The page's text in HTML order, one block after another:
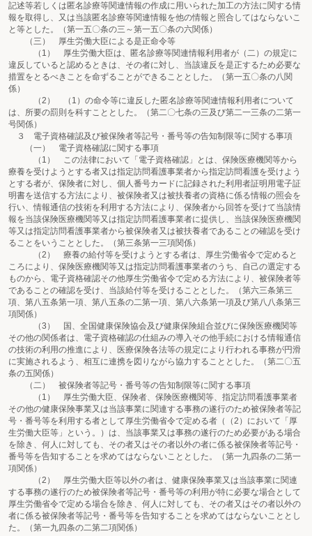
記述等若しくは匿名診療等関連情報の作成に用いられた加工の方法に関する情
報を取得し、又は当該匿名診療等関連情報を他の情報と照合してはならないこ
と等とした。（第一五〇条の三～第一五〇条の六関係）
（三） 厚生労働大臣による是正命令等
（1） 厚生労働大臣は、匿名診療等関連情報利用者が（二）の規定に
違反していると認めるときは、その者に対し、当該違反を是正するため必要な
措置をとるべきことを命ずることができることとした。（第一五〇条の八関
係）
（2） （1）の命令等に違反した匿名診療等関連情報利用者について
は、所要の罰則を科すこととした。（第二〇七条の三及び第二一三条の二第一
号関係）
３ 電子資格確認及び被保険者等記号・番号等の告知制限等に関する事項
（一） 電子資格確認に関する事項
（1） この法律において「電子資格確認」とは、保険医療機関等から
療養を受けようとする者又は指定訪問看護事業者から指定訪問看護を受けよう
とする者が、保険者に対し、個人番号カードに記録された利用者証明用電子証
明書を送信する方法により、被保険者又は被扶養者の資格に係る情報の照会を
行い、情報通信の技術を利用する方法により、保険者から回答を受けて当該情
報を当該保険医療機関等又は指定訪問看護事業者に提供し、当該保険医療機関
等又は指定訪問看護事業者から被保険者又は被扶養者であることの確認を受け
ることをいうこととした。（第三条第一三項関係）
（2） 療養の給付等を受けようとする者は、厚生労働省令で定めると
ころにより、保険医療機関等又は指定訪問看護事業者のうち、自己の選定する
ものから、電子資格確認その他厚生労働省令で定める方法により、被保険者等
であることの確認を受け、当該給付等を受けることとした。（第六三条第三
項、第八五条第一項、第八五条の二第一項、第八六条第一項及び第八八条第三
項関係）
（3） 国、全国健康保険協会及び健康保険組合並びに保険医療機関等
その他の関係者は、電子資格確認の仕組みの導入その他手続における情報通信
の技術の利用の推進により、医療保険各法等の規定により行われる事務が円滑
に実施されるよう、相互に連携を図りながら協力することとした。（第二〇五
条の五関係）
（二） 被保険者等記号・番号等の告知制限等に関する事項
（1） 厚生労働大臣、保険者、保険医療機関等、指定訪問看護事業者
その他の健康保険事業又は当該事業に関連する事務の遂行のため被保険者等記
号・番号等を利用する者として厚生労働省令で定める者（（2）において「厚
生労働大臣等」という。）は、当該事業又は事務の遂行のため必要がある場合
を除き、何人に対しても、その者又はその者以外の者に係る被保険者等記号・
番号等を告知することを求めてはならないこととした。（第一九四条の二第一
項関係）
（2） 厚生労働大臣等以外の者は、健康保険事業又は当該事業に関連
する事務の遂行のため被保険者等記号・番号等の利用が特に必要な場合として
厚生労働省令で定める場合を除き、何人に対しても、その者又はその者以外の
者に係る被保険者等記号・番号等を告知することを求めてはならないこととし
た。（第一九四条の二第二項関係）